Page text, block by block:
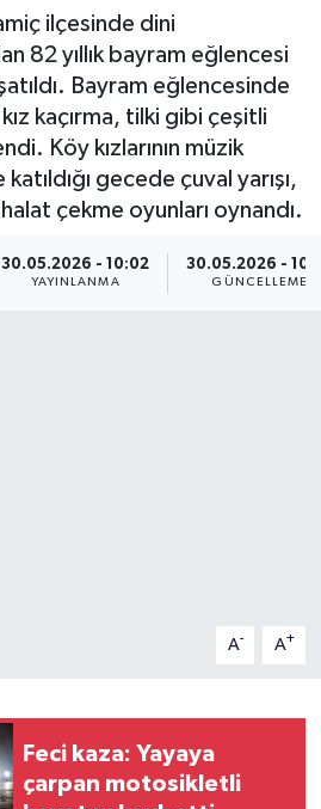
ilçesinde dini
82 yıllık bayram eğlencesi
Bayram eğlencesinde
kaçırma, tilki gibi çeşitli
Köy kızlarının müzik
gecede çuval yarışı,
çekme oyunları oynandı.
30.05.2026 - 10:02
YAYINLANMA
30.05.2026 -
GÜNCELLEME
A- A+
Feci kaza: Yayaya
çarpan motosikletli